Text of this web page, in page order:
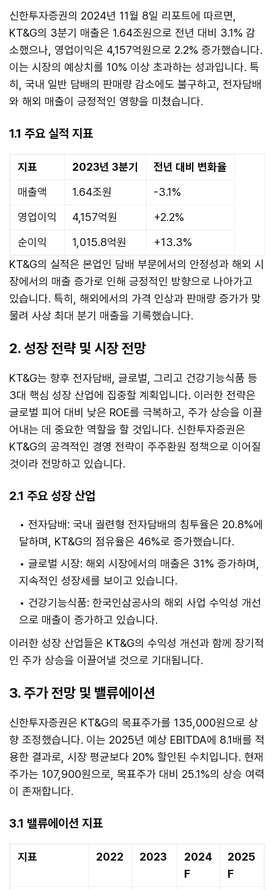
신한투자증권의 2024년 11월 8일 리포트에 따르면,
KT&G의 3분기 매출은 1.64조원으로 전년 대비 3.1% 감
소했으나, 영업이익은 4,157억원으로 2.2% 증가했습니다.
이는 시장의 예상치를 10% 이상 초과하는 성과입니다. 특
히, 국내 일반 담배의 판매량 감소에도 불구하고, 전자담배
와 해외 매출이 긍정적인 영향을 미쳤습니다.
1.1 주요 실적 지표
지표 2023년 3분기
전년 대비 변화율
매출액
1.64조원
-3.1%
영업이익
4,157억원
+2.2%
순이익
1,015.8억원
+13.3%
KT&G의 실적은 본업인 담배 부문에서의 안정성과 해외 시
장에서의 매출 증가로 인해 긍정적인 방향으로 나아가고
있습니다. 특히, 해외에서의 가격 인상과 판매량 증가가 맞
물려 사상 최대 분기 매출을 기록했습니다.
2. 성장 전략 및 시장 전망
KT&G는 향후 전자담배, 글로벌, 그리고 건강기능식품 등
3대 핵심 성장 산업에 집중할 계획입니다. 이러한 전략은
글로벌 피어 대비 낮은 ROE를 극복하고, 주가 상승을 이끌
어내는 데 중요한 역할을 할 것입니다. 신한투자증권은
KT&G의 공격적인 경영 전략이 주주환원 정책으로 이어질
것이라 전망하고 있습니다.
2.1 주요 성장 산업
전자담배: 국내 궐련형 전자담배의 침투율은 20.8%에
달하며, KT&G의 점유율은 46%로 증가했습니다.
글로벌 시장: 해외 시장에서의 매출은 31% 증가하며,
지속적인 성장세를 보이고 있습니다.
건강기능식품: 한국인삼공사의 해외 사업 수익성 개선
으로 매출이 증가하고 있습니다.
이러한 성장 산업들은 KT&G의 수익성 개선과 함께 장기적
인 주가 상승을 이끌어낼 것으로 기대됩니다.
3. 주가 전망 및 밸류에이션
신한투자증권은 KT&G의 목표주가를 135,000원으로 상
향 조정했습니다. 이는 2025년 예상 EBITDA에 8.1배를 적
용한 결과로, 시장 평균보다 20% 할인된 수치입니다. 현재
주가는 107,900원으로, 목표주가 대비 25.1%의 상승 여력
이 존재합니다.
3.1 밸류에이션 지표
지표 2022 2023
2024
F
2025
F